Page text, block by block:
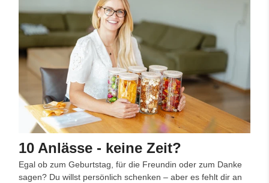
10 Anlässe - keine Zeit?
Egal ob zum Geburtstag, für die Freundin oder zum Danke
sagen? Du willst persönlich schenken – aber es fehlt dir an